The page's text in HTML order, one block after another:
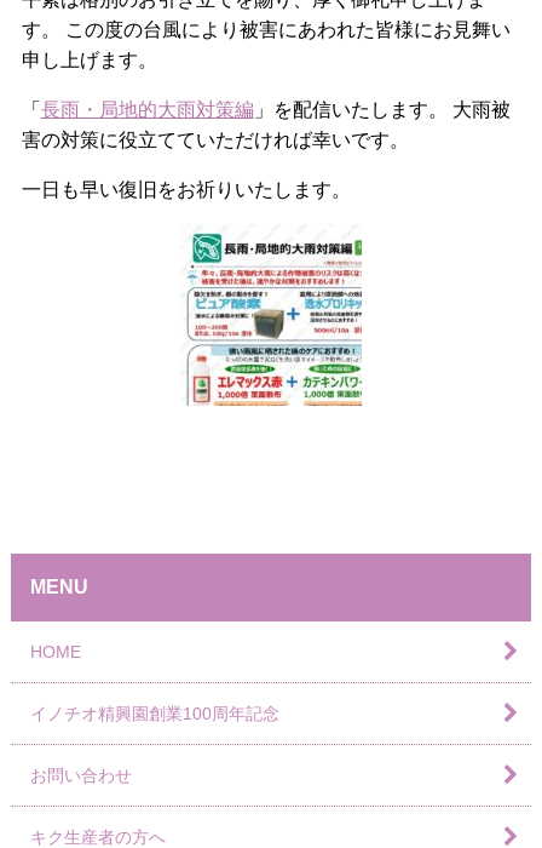
す。 この度の台風により被害にあわれた皆様にお見舞い
申し上げます。
「 長雨・局地的大雨対策編 」を配信いたします。 大雨被
害の対策に役立てていただければ幸いです。
一日も早い復旧をお祈りいたします。
MENU
HOME
イノチオ精興園創業100周年記念
お問い合わせ
キク生産者の方へ